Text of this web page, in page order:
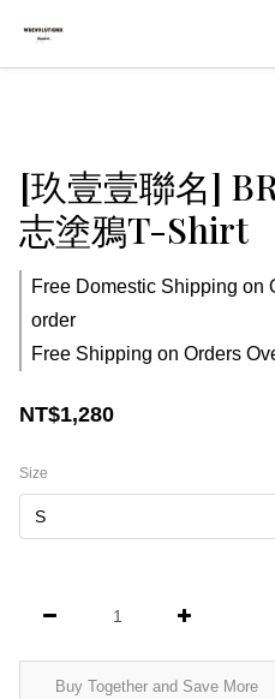
[玖壹壹聯名]
志塗鴉T-Shirt
Free Domestic Shipping on
order
Free Shipping on Orders
NT$1,280
Size
Buy Together and Save More